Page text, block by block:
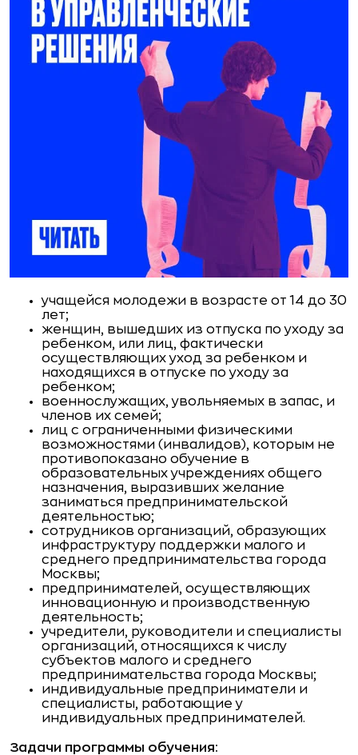
учащейся молодежи в возрасте от 14 до 30
лет;
женщин, вышедших из отпуска по уходу за
ребенком, или лиц, фактически
осуществляющих уход за ребенком и
находящихся в отпуске по уходу за
ребенком;
военнослужащих, увольняемых в запас, и
членов их семей;
лиц с ограниченными физическими
возможностями (инвалидов), которым не
противопоказано обучение в
образовательных учреждениях общего
назначения, выразивших желание
заниматься предпринимательской
деятельностью;
сотрудников организаций, образующих
инфраструктуру поддержки малого и
среднего предпринимательства города
Москвы;
предпринимателей, осуществляющих
инновационную и производственную
деятельность;
учредители, руководители и специалисты
организаций, относящихся к числу
субъектов малого и среднего
предпринимательства города Москвы;
индивидуальные предприниматели и
специалисты, работающие у
индивидуальных предпринимателей.
Задачи программы обучения: